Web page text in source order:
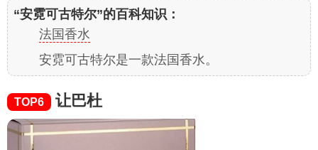
“安霓可古特尔”的百科知识：
法国香水
安霓可古特尔是一款法国香水。
TOP6 让巴杜